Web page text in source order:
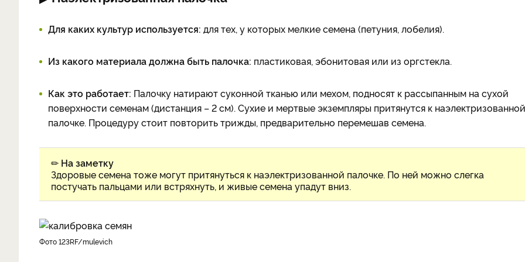
Для каких культур используется: для тех, у которых мелкие семена (петуния, лобелия).
Из какого материала должна быть палочка: пластиковая, эбонитовая или из оргстекла.
Как это работает: Палочку натирают суконной тканью или мехом, подносят к рассыпанным на сухой
поверхности семенам (дистанция – 2 см). Сухие и мертвые экземпляры притянутся к наэлектризованной
палочке. Процедуру стоит повторить трижды, предварительно перемешав семена.
✏ На заметку
Здоровые семена тоже могут притянуться к наэлектризованной палочке. По ней можно слегка
постучать пальцами или встряхнуть, и живые семена упадут вниз.
фото 123RF/mulevich